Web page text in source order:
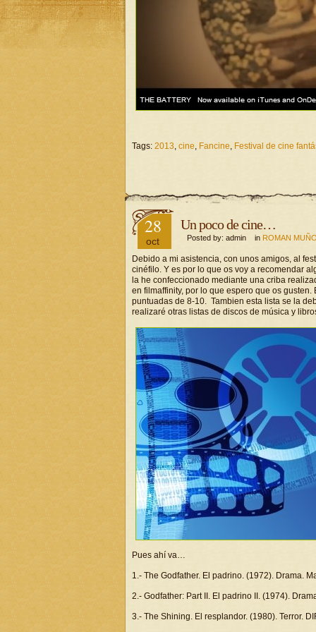
Tags: 2013, cine, Fancine, Festival de cine
28
oct
Un poco de cine…
Posted by: admin in ROMAN
Debido a mi asistencia, con unos amigos, al
cinéfilo. Y es por lo que os voy a recomendar
la he confeccionado mediante una criba
en filmaffinity, por lo que espero que os
puntuadas de 8-10. Tambien esta lista se la
realizaré otras listas de discos de música y
Pues ahí va…
1.- The Godfather. El padrino. (1972). Drama.
2.- Godfather: Part II. El padrino II. (1974).
3.- The Shining. El resplandor. (1980). Terror.